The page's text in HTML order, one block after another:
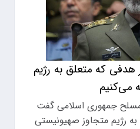
که متعلق به رژیم
می‌کنیم
جمهوری اسلامی گفت
رژیم متجاوز صهیونیستی